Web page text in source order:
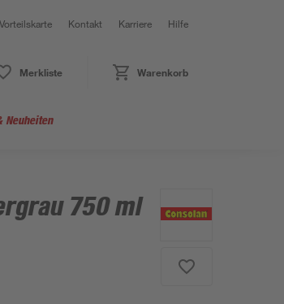
Vorteilskarte Kontakt Karriere Hilfe
Merkliste Warenkorb
Neuheiten
750 ml